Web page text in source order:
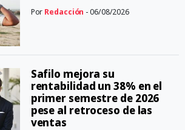
Por Redacción - 06/08/2026
Safilo mejora su
rentabilidad un 38% en el
primer semestre de 2026
pese al retroceso de las
ventas